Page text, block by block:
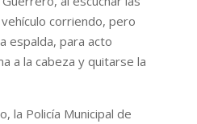
corriendo, pero
espalda, para acto
a la cabeza y quitarse la
la Policía Municipal de